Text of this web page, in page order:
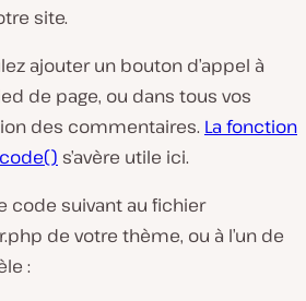
site.
ajouter un bouton d’appel à
de page, ou dans tous vos
des commentaires. La fonction
s’avère utile ici.
code suivant au fichier
de votre thème, ou à l’un de
: